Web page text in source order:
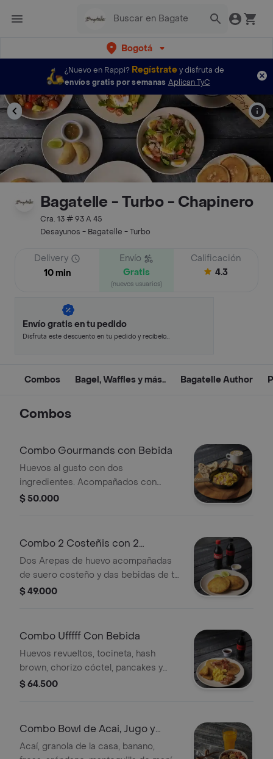
Bogotá
¿Nuevo en Rappi? Regístratey disfruta de
envíos gratis por semanas Aplican TyC
Bagatelle - Turbo - Chapinero
Cra. 13 # 93 A 45
Desayunos - Bagatelle - Turbo
Delivery
10 min
Envío
Gratis
(nuevos usuarios)
Calificación
4.3
Envío gratis en tu pedido
Disfruta este descuento en tu pedido y recíbelo
Combos Bagel, Waffles y más.. Bagatelle Author
Combos
Combo Gourmands con Bebida
Huevos al gusto con dos
ingredientes. Acompañados con
media canasta de pan Bagatelle.
$ 50.000
Combo 2 Costeñis con 2
bebidas
Dos Arepas de huevo acompañadas
de suero costeño y das bebidas de tu
elección.
$ 49.000
Combo Ufffff Con Bebida
Huevos revueltos, tocineta, hash
brown, chorizo cóctel, pancakes y
miel de maple. Escoge tu bebida
$ 64.500
Combo Bowl de Acai, Jugo y
Galleta
Acaí, granola de la casa, banano,